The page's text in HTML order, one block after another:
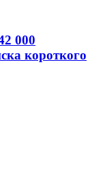
000
короткого